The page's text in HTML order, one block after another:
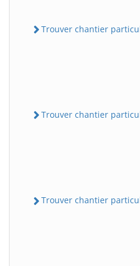
Trouver chantier
Trouver chantier
Trouver chantier